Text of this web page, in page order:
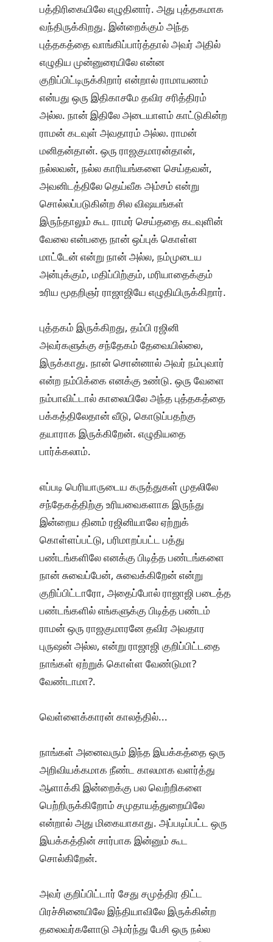
பத்திரிகையிலே எழுதினார். அது புத்தகமாக
வந்திருக்கிறது. இன்றைக்கும் அந்த
புத்தகத்தை வாங்கிப்பார்த்தால் அவர் அதில்
எழுதிய முன்னுரையிலே என்ன
குறிப்பிட்டிருக்கிறார் என்றால் ராமாயணம்
என்பது ஒரு இதிகாசமே தவிர சரித்திரம்
அல்ல. நான் இதிலே அடையாளம் காட்டுகின்ற
ராமன் கடவுள் அவதாரம் அல்ல. ராமன்
மனிதன்தான். ஒரு ராஜகுமாரன்தான்,
நல்லவன், நல்ல காரியங்களை செய்தவன்,
அவனிடத்திலே தெய்வீக அம்சம் என்று
சொல்லப்படுகின்ற சில விஷயங்கள்
இருந்தாலும் கூட ராமர் செய்ததை கடவுளின்
வேலை என்பதை நான் ஒப்புக் கொள்ள
மாட்டேன் என்று நான் அல்ல, நம்முடைய
அன்புக்கும், மதிப்பிற்கும், மரியாதைக்கும்
உரிய மூதறிஞர் ராஜாஜியே எழுதியிருக்கிறார்.
புத்தகம் இருக்கிறது, தம்பி ரஜினி
அவர்களுக்கு சந்தேகம் தேவையில்லை,
இருக்காது. நான் சொன்னால் அவர் நம்புவார்
என்ற நம்பிக்கை எனக்கு உண்டு. ஒரு வேளை
நம்பாவிட்டால் காலையிலே அந்த புத்தகத்தை
பக்கத்திலேதான் வீடு, கொடுப்பதற்கு
தயாராக இருக்கிறேன். எழுதியதை
பார்க்கலாம்.
எப்படி பெரியாருடைய கருத்துகள் முதலிலே
சந்தேகத்திற்கு உரியவைகளாக இருந்து
இன்றைய தினம் ரஜினியாலே ஏற்றுக்
கொள்ளப்பட்டு, பரிமாறப்பட்ட பத்து
பண்டங்களிலே எனக்கு பிடித்த பண்டங்களை
நான் சுவைப்பேன், சுவைக்கிறேன் என்று
குறிப்பிட்டாரோ, அதைப்போல் ராஜாஜி படைத்த
பண்டங்களில் எங்களுக்கு பிடித்த பண்டம்
ராமன் ஒரு ராஜகுமாரனே தவிர அவதார
புருஷன் அல்ல, என்று ராஜாஜி குறிப்பிட்டதை
நாங்கள் ஏற்றுக் கொள்ள வேண்டுமா?
வேண்டாமா?.
வெள்ளைக்காரன் காலத்தில்...
நாங்கள் அனைவரும் இந்த இயக்கத்தை ஒரு
அறிவியக்கமாக நீண்ட காலமாக வளர்த்து
ஆளாக்கி இன்றைக்கு பல வெற்றிகளை
பெற்றிருக்கிறோம் சமுதாயத்துறையிலே
என்றால் அது மிகையாகாது. அப்படிப்பட்ட ஒரு
இயக்கத்தின் சார்பாக இன்னும் கூட
சொல்கிறேன்.
அவர் குறிப்பிட்டார் சேது சமுத்திர திட்ட
பிரச்சினையிலே இந்தியாவிலே இருக்கின்ற
தலைவர்களோடு அமர்ந்து பேசி ஒரு நல்ல